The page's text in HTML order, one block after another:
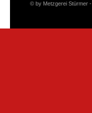
© by Metzgerei Stürmer